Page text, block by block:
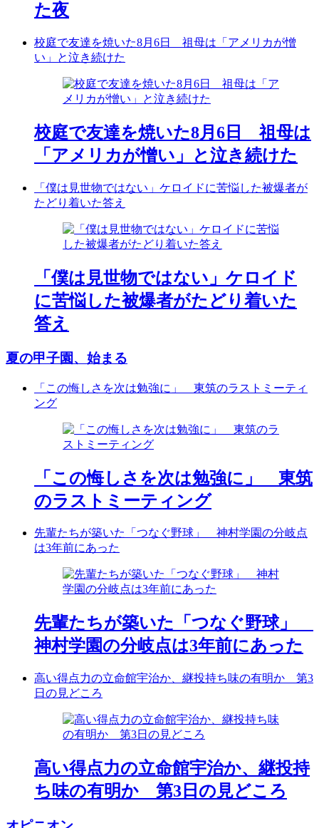
た夜
校庭で友達を焼いた8月6日 祖母は「アメリカが憎
い」と泣き続けた
校庭で友達を焼いた8月6日 祖母は
「アメリカが憎い」と泣き続けた
「僕は見世物ではない」ケロイドに苦悩した被爆者が
たどり着いた答え
「僕は見世物ではない」ケロイド
に苦悩した被爆者がたどり着いた
答え
夏の甲子園、始まる
「この悔しさを次は勉強に」 東筑のラストミーティ
ング
「この悔しさを次は勉強に」 東筑
のラストミーティング
先輩たちが築いた「つなぐ野球」 神村学園の分岐点
は3年前にあった
先輩たちが築いた「つなぐ野球」
神村学園の分岐点は3年前にあった
高い得点力の立命館宇治か、継投持ち味の有明か 第3
日の見どころ
高い得点力の立命館宇治か、継投持
ち味の有明か 第3日の見どころ